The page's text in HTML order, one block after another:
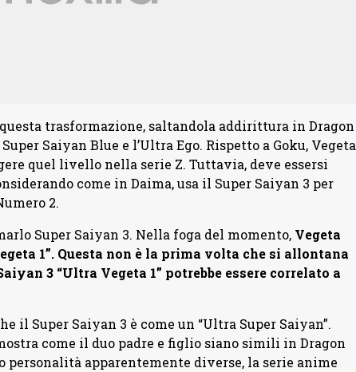
trasformazione, saltandola addirittura in Dragon
Saiyan Blue e l’Ultra Ego. Rispetto a Goku, Vegeta
quel livello nella serie Z. Tuttavia, deve essersi
come in Daima, usa il Super Saiyan 3 per
2.
Super Saiyan 3. Nella foga del momento, Vegeta
1”. Questa non è la prima volta che si allontana
3 “Ultra Vegeta 1” potrebbe essere correlato a
il Super Saiyan 3 è come un “Ultra Super Saiyan”.
come il duo padre e figlio siano simili in Dragon
personalità apparentemente diverse, la serie anime